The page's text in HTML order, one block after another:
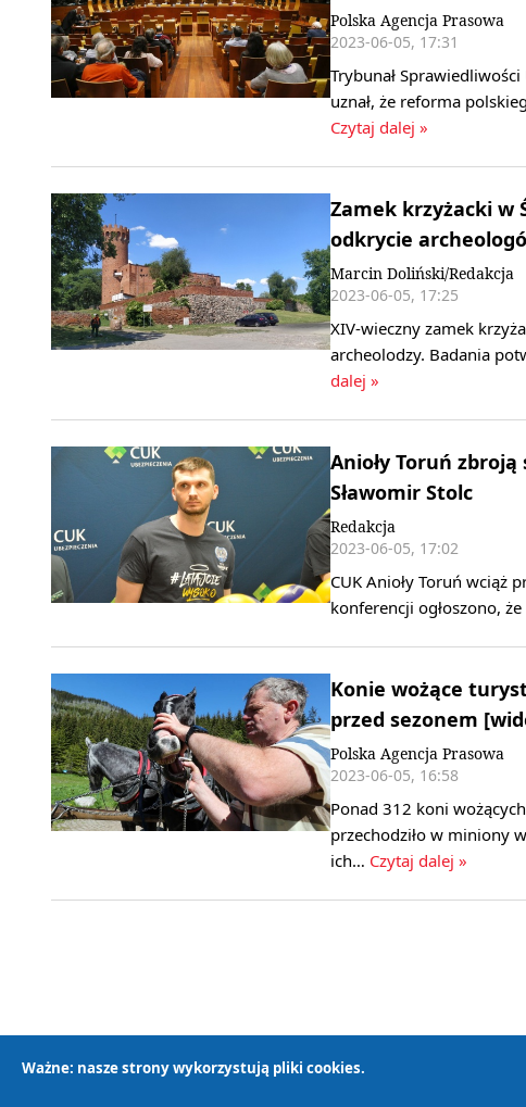
Polska Agencja Prasowa
2023-06-05, 17:31
Trybunał
uznał, że reforma
Czytaj dalej »
Zamek krzyżacki w
odkrycie
Marcin Doliński/Redakcja
2023-06-05, 17:25
XIV-wieczny zamek
archeolodzy. Badania
dalej »
Anioły Toruń zbroją
Sławomir Stolc
Redakcja
2023-06-05, 17:02
CUK Anioły Toruń wciąż
konferencji ogłoszono,
Konie wożące
przed sezonem
Polska Agencja Prasowa
2023-06-05, 16:58
Ponad 312 koni
przechodziło w miniony
ich… Czytaj dalej »
Ważne: nasze strony wykorzystują pliki cookies.